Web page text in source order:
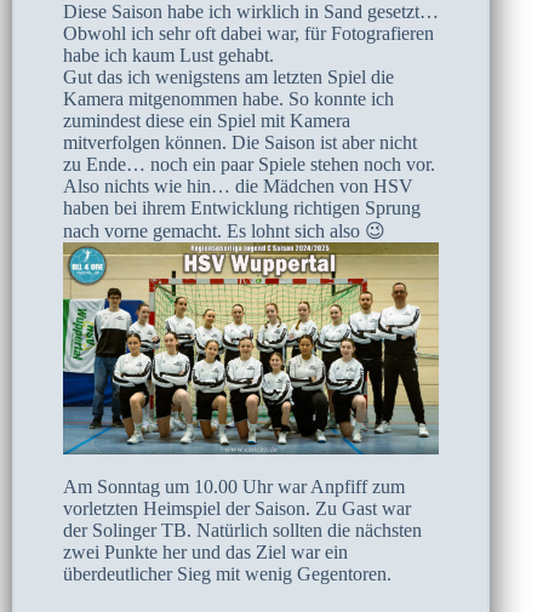
Diese Saison habe ich wirklich in Sand gesetzt…
Obwohl ich sehr oft dabei war, für Fotografieren
habe ich kaum Lust gehabt.
Gut das ich wenigstens am letzten Spiel die
Kamera mitgenommen habe. So konnte ich
zumindest diese ein Spiel mit Kamera
mitverfolgen können. Die Saison ist aber nicht
zu Ende… noch ein paar Spiele stehen noch vor.
Also nichts wie hin… die Mädchen von HSV
haben bei ihrem Entwicklung richtigen Sprung
nach vorne gemacht. Es lohnt sich also 😉
Am Sonntag um 10.00 Uhr war Anpfiff zum
vorletzten Heimspiel der Saison. Zu Gast war
der Solinger TB. Natürlich sollten die nächsten
zwei Punkte her und das Ziel war ein
überdeutlicher Sieg mit wenig Gegentoren.